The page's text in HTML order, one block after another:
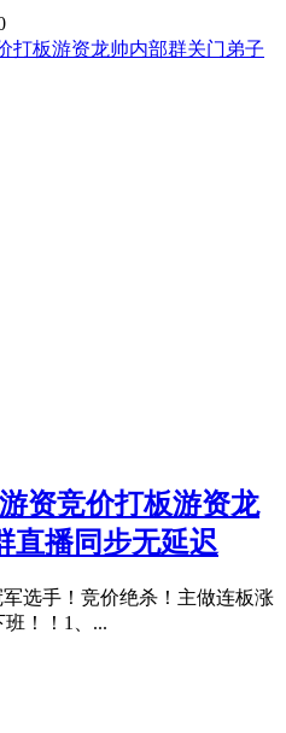
资竞价打板游资龙
直播同步无延迟
选手！竞价绝杀！主做连板涨
！！1、...